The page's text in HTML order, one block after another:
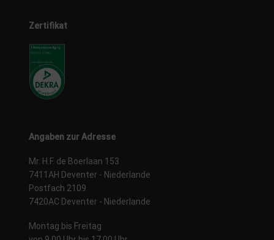
Zertifikat
Angaben zur Adresse
Mr. H.F. de Boerlaan 153
7411AH Deventer - Niederlande
Postfach 2109
7420AC Deventer - Niederlande
Montag bis Freitag